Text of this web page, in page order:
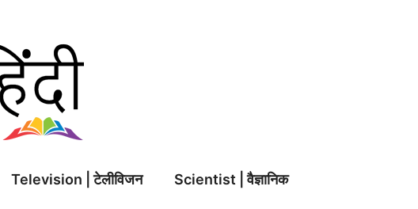
Television | टेलीविजन Scientist | वैज्ञानिक